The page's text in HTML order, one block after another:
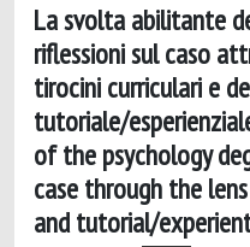
La svolta abilitante
riflessioni sul caso
tirocini curriculari e
tutoriale/
of the psychology
case through the
and tutorial/